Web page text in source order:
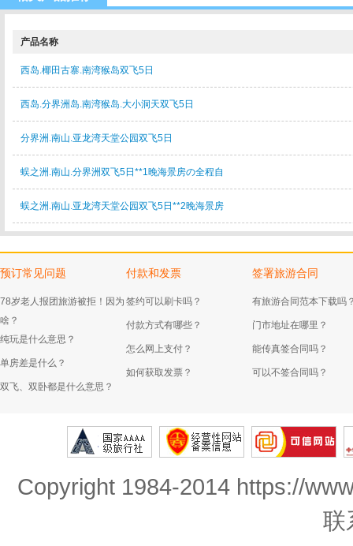
产品名称
西岛.椰田古寨.南湾猴岛双飞5日
西岛.分界洲岛.南湾猴岛.大小洞天双飞5日
分界洲.南山.亚龙湾天堂公园双飞5日
蜈之洲.南山.分界洲双飞5日**1晚海景房の全程自
蜈之洲.南山.亚龙湾天堂公园双飞5日**2晚海景房
预订常见问题
78岁老人报团旅游被拒！因为
啥？
纯玩是什么意思？
单房差是什么？
双飞、双卧都是什么意思？
付款和发票
签约可以刷卡吗？
付款方式有哪些？
怎么网上支付？
如何获取发票？
签署旅游合同
有旅游合同范本下载吗
门市地址在哪里？
能传真签合同吗？
可以不签合同吗？
Copyright 1984-2014 https://
联